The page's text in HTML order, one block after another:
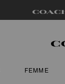
FEMME